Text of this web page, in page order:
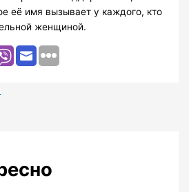
её имя вызывает у каждого, кто
женщиной.